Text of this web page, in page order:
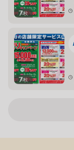
7枚
7枚